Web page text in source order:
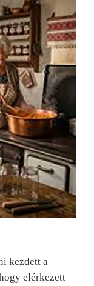
kezdett a
elérkezett